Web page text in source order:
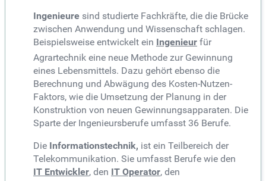
Ingenieure sind studierte Fachkräfte, die die Brücke
zwischen Anwendung und Wissenschaft schlagen.
Beispielsweise entwickelt ein Ingenieur für
Agrartechnik eine neue Methode zur Gewinnung
eines Lebensmittels. Dazu gehört ebenso die
Berechnung und Abwägung des Kosten-Nutzen-
Faktors, wie die Umsetzung der Planung in der
Konstruktion von neuen Gewinnungsapparaten. Die
Sparte der Ingenieursberufe umfasst 36 Berufe.
Die Informationstechnik, ist ein Teilbereich der
Telekommunikation. Sie umfasst Berufe wie den
IT Entwickler, den IT Operator, den